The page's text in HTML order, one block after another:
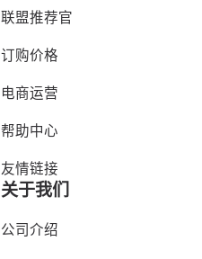
联盟推荐官
订购价格
电商运营
帮助中心
友情链接
关于我们
公司介绍